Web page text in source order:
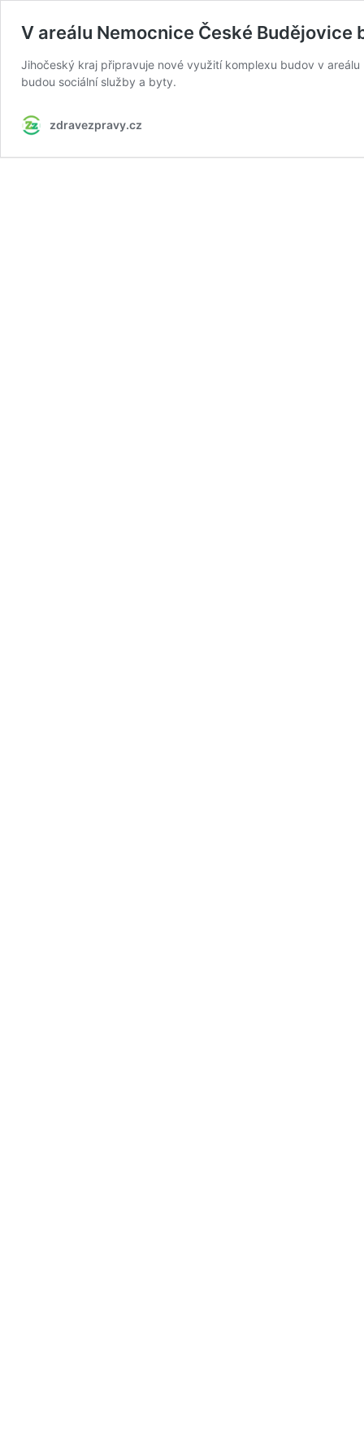
V areálu Nemocnice České Budějovice
Jihočeský kraj připravuje nové využití komplexu budov v
budou sociální služby a byty.
zdravezpravy.cz